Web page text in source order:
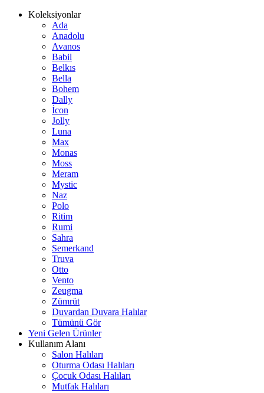
Koleksiyonlar
Ada
Anadolu
Avanos
Babil
Belkıs
Bella
Bohem
Dally
İcon
Jolly
Luna
Max
Monas
Moss
Meram
Mystic
Naz
Polo
Ritim
Rumi
Sahra
Semerkand
Truva
Otto
Vento
Zeugma
Zümrüt
Duvardan Duvara Halılar
Tümünü Gör
Yeni Gelen Ürünler
Kullanım Alanı
Salon Halıları
Oturma Odası Halıları
Çocuk Odası Halıları
Mutfak Halıları